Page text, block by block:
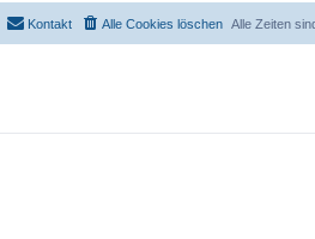
Alle Zeiten
Alle Cookies löschen
Kontakt